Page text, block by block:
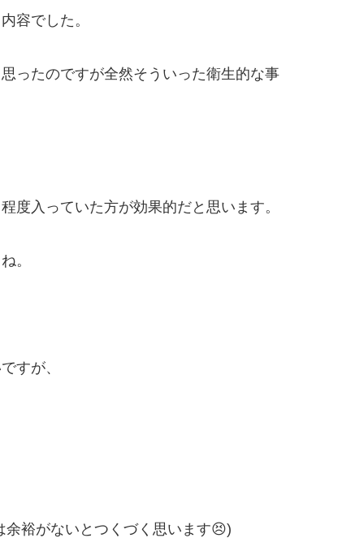
容でした。
ったのですが全然そういった衛生的な事
度入っていた方が効果的だと思います。
。
すが、
裕がないとつくづく思います😣)